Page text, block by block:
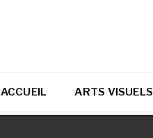
ACCUEIL ARTS VISUELS